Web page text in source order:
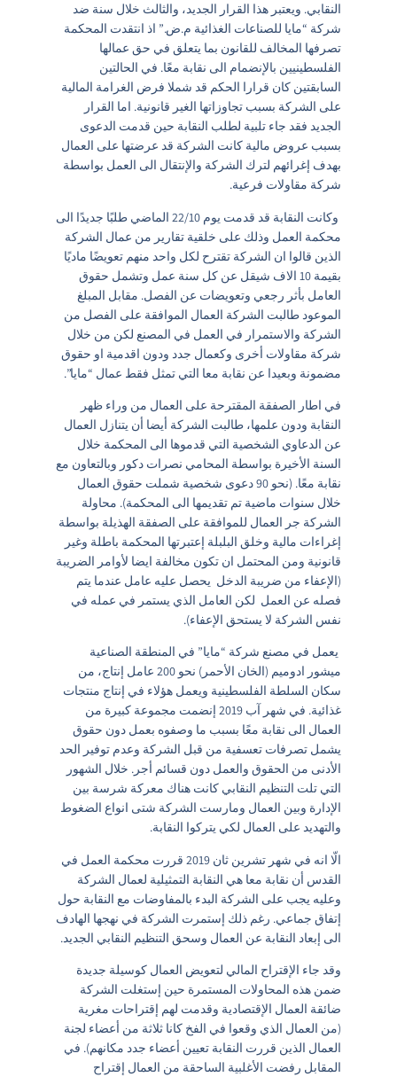
النقابي. ويعتبر هذا القرار الجديد، والثالث خلال سنة ضد
شركة “مايا للصناعات الغذائية م.ض.” اذ انتقدت المحكمة
تصرفها المخالف للقانون بما يتعلق في حق عمالها
الفلسطينيين بالإنضمام الى نقابة معًا. في الحالتين
السابقتين كان قرارا الحكم قد شملا فرض الغرامة المالية
على الشركة بسبب تجاوزاتها الغير قانونية. اما القرار
الجديد فقد جاء تلبية لطلب النقابة حين قدمت الدعوى
بسبب عروض مالية كانت الشركة قد عرضتها على العمال
بهدف إغرائهم لترك الشركة والإنتقال الى العمل بواسطة
شركة مقاولات فرعية.
وكانت النقابة قد قدمت يوم 22/10 الماضي طلبًا جديدًا الى
محكمة العمل وذلك على خلقية تقارير من عمال الشركة
الذين قالوا ان الشركة تقترح لكل واحد منهم تعويضًا ماديًا
بقيمة 10 الاف شيقل عن كل سنة عمل وتشمل حقوق
العامل بأثر رجعي وتعويضات عن الفصل. مقابل المبلغ
الموعود طالبت الشركة العمال الموافقة على الفصل من
الشركة والاستمرار في العمل في المصنع لكن من خلال
شركة مقاولات أخرى وكعمال جدد ودون اقدمية او حقوق
مضمونة وبعيدا عن نقابة معا التي تمثل فقط عمال “مايا”.
في اطار الصفقة المقترحة على العمال من وراء ظهر
النقابة ودون علمها، طالبت الشركة أيضا أن يتنازل العمال
عن الدعاوي الشخصية التي قدموها الى المحكمة خلال
السنة الأخيرة بواسطة المحامي نصرات دكور وبالتعاون مع
نقابة معًا. (نحو 90 دعوى شخصية شملت حقوق العمال
خلال سنوات ماضية تم تقديمها الى المحكمة). محاولة
الشركة جر العمال للموافقة على الصفقة الهذيلة بواسطة
إغراءات مالية وخلق البلبلة إعتبرتها المحكمة باطلة وغير
قانونية ومن المحتمل ان تكون مخالفة ايضا لأوامر الضريبة
(الإعفاء من ضريبة الدخل يحصل عليه عامل عندما يتم
فصله عن العمل لكن العامل الذي يستمر في عمله في
نفس الشركة لا يستحق الإعفاء).
يعمل في مصنع شركة “مايا” في المنطقة الصناعية
ميشور ادوميم (الخان الأحمر) نحو 200 عامل إنتاج، من
سكان السلطة الفلسطينية ويعمل هؤلاء في إنتاج منتجات
غذائية. في شهر آب 2019 إنضمت مجموعة كبيرة من
العمال الى نقابة معًا بسبب ما وصفوه بعمل دون حقوق
يشمل تصرفات تعسفية من قبل الشركة وعدم توفير الحد
الأدنى من الحقوق والعمل دون قسائم أجر. خلال الشهور
التي تلت التنظيم النقابي كانت هناك معركة شرسة بين
الإدارة وبين العمال ومارست الشركة شتى انواع الضغوط
والتهديد على العمال لكي يتركوا النقابة.
الّا انه في شهر تشرين ثان 2019 قررت محكمة العمل في
القدس أن نقابة معا هي النقابة التمثيلية لعمال الشركة
وعليه يجب على الشركة البدء بالمفاوضات مع النقابة حول
إتفاق جماعي. رغم ذلك إستمرت الشركة في نهجها الهادف
الى إبعاد النقابة عن العمال وسحق التنظيم النقابي الجديد.
وقد جاء الإقتراح المالي لتعويض العمال كوسيلة جديدة
ضمن هذه المحاولات المستمرة حين إستغلت الشركة
ضائقة العمال الإقتصادية وقدمت لهم إقتراحات مغرية
(من العمال الذي وقعوا في الفخ كانا ثلاثة من أعضاء لجنة
العمال الذين قررت النقابة تعيين أعضاء جدد مكانهم). في
المقابل رفضت الأغلبية الساحقة من العمال إقتراح